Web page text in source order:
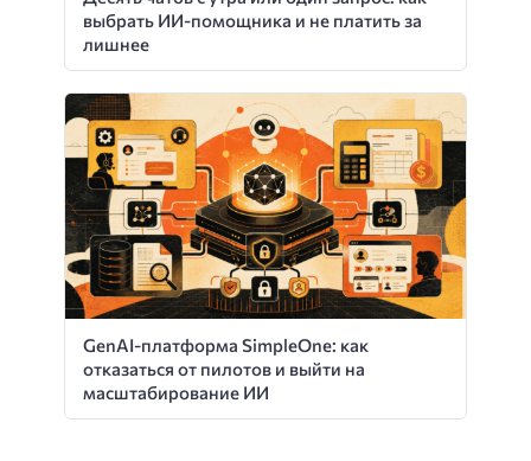
выбрать ИИ-помощника и не платить за
лишнее
GenAI-платформа SimpleOne: как
отказаться от пилотов и выйти на
масштабирование ИИ